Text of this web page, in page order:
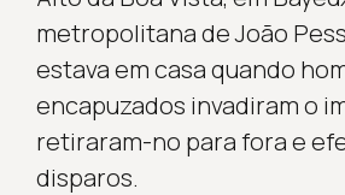
metropolitana de João
estava em casa quando
encapuzados invadiram o
retiraram-no para fora e
disparos.